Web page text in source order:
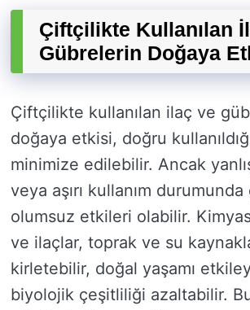
Çiftçilikte Kullanılan
Gübrelerin Doğaya
Çiftçilikte kullanılan ilaç ve
doğaya etkisi, doğru
minimize edilebilir. Ancak
veya aşırı kullanım
olumsuz etkileri olabilir.
ve ilaçlar, toprak ve su
kirletebilir, doğal yaşamı
biyolojik çeşitliliği azaltabilir.